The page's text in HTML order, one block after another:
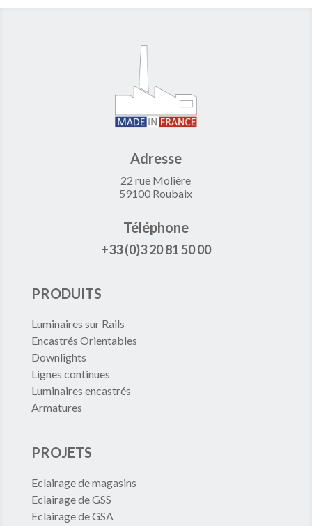
Adresse
22 rue Molière
59100 Roubaix
Téléphone
+33 (0)3 20 81 50 00
PRODUITS
Luminaires sur Rails
Encastrés Orientables
Downlights
Lignes continues
Luminaires encastrés
Armatures
PROJETS
Eclairage de magasins
Eclairage de GSS
Eclairage de GSA